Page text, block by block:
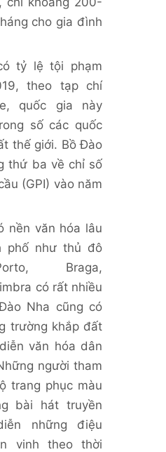
cho gia đình
tỷ lệ tội phạm
theo tạp chí
quốc gia này
số các quốc
thế giới. Bồ Đào
thứ ba về chỉ số
(GPI) vào năm
nền văn hóa lâu
phố như thủ đô
Braga,
có rất nhiều
Nha cũng có
trường khắp đất
văn hóa dân
người tham
trang phục màu
bài hát truyền
những điệu
vinh theo thời